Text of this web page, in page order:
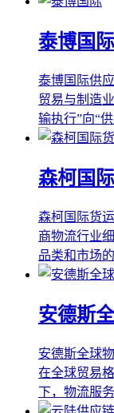
泰博国际
泰博国际供
贸易与制造
输执行”向“
森柯国
森柯国际货
商物流行业
品类和市场
安德斯
安德斯全球
在全球贸易
下，物流服